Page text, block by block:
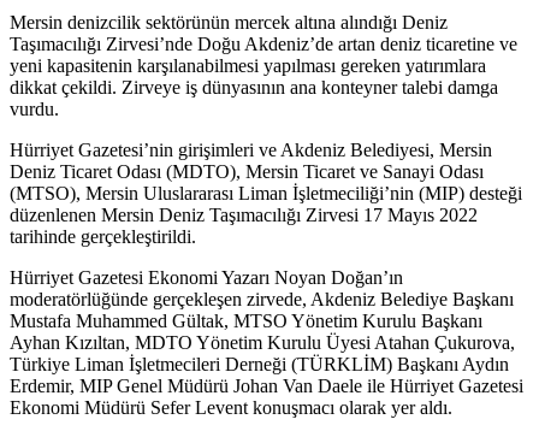
Mersin denizcilik sektörünün mercek altına alındığı Deniz
Taşımacılığı Zirvesi’nde Doğu Akdeniz’de artan deniz ticaretine ve
yeni kapasitenin karşılanabilmesi yapılması gereken yatırımlara
dikkat çekildi. Zirveye iş dünyasının ana konteyner talebi damga
vurdu.
Hürriyet Gazetesi’nin girişimleri ve Akdeniz Belediyesi, Mersin
Deniz Ticaret Odası (MDTO), Mersin Ticaret ve Sanayi Odası
(MTSO), Mersin Uluslararası Liman İşletmeciliği’nin (MIP) desteği
düzenlenen Mersin Deniz Taşımacılığı Zirvesi 17 Mayıs 2022
tarihinde gerçekleştirildi.
Hürriyet Gazetesi Ekonomi Yazarı Noyan Doğan’ın
moderatörlüğünde gerçekleşen zirvede, Akdeniz Belediye Başkanı
Mustafa Muhammed Gültak, MTSO Yönetim Kurulu Başkanı
Ayhan Kızıltan, MDTO Yönetim Kurulu Üyesi Atahan Çukurova,
Türkiye Liman İşletmecileri Derneği (TÜRKLİM) Başkanı Aydın
Erdemir, MIP Genel Müdürü Johan Van Daele ile Hürriyet Gazetesi
Ekonomi Müdürü Sefer Levent konuşmacı olarak yer aldı.